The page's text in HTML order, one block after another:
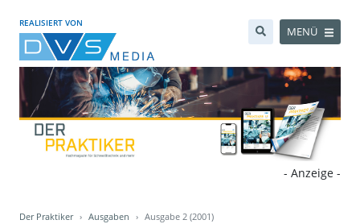
REALISIERT VON
MENÜ
- Anzeige -
Der Praktiker Ausgaben Ausgabe 2 (2001)